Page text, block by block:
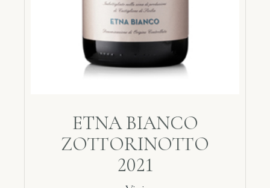
ETNA BIANCO
ZOTTORINOTTO
2021